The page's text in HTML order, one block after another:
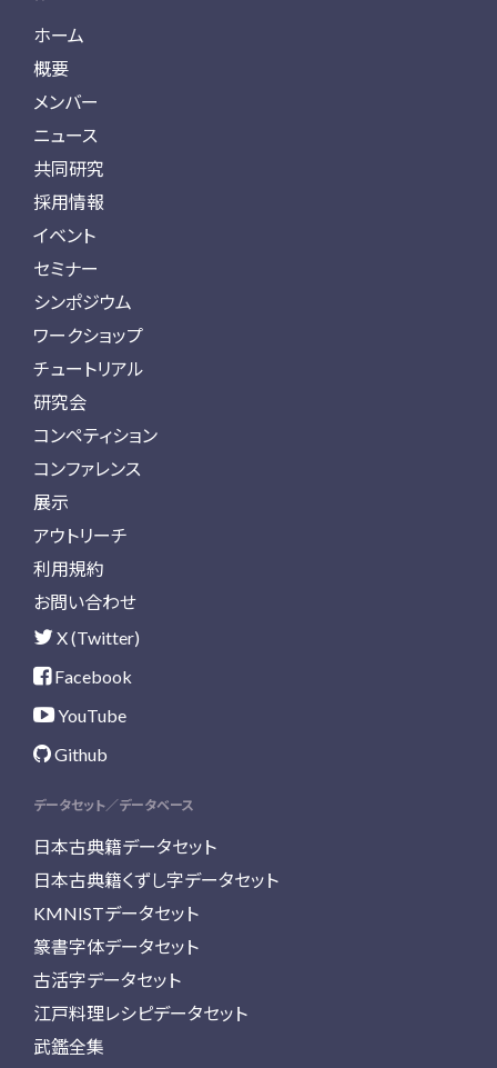
ホーム
概要
メンバー
ニュース
共同研究
採用情報
イベント
セミナー
シンポジウム
ワークショップ
チュートリアル
研究会
コンペティション
コンファレンス
展示
アウトリーチ
利用規約
お問い合わせ
X (Twitter)
Facebook
YouTube
Github
データセット／データベース
日本古典籍データセット
日本古典籍くずし字データセット
KMNISTデータセット
篆書字体データセット
古活字データセット
江戸料理レシピデータセット
武鑑全集